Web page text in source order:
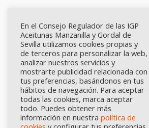
Calidad certificada por Origen.
En el Consejo Regulador de las IGP
Aceitunas Manzanilla y Gordal de
Sevilla utilizamos cookies propias y
de terceros para personalizar la web,
analizar nuestros servicios y
mostrarte publicidad relacionada con
tus preferencias, basándonos en tus
hábitos de navegación. Para aceptar
todas las cookies, marca aceptar
todo. Puedes obtener más
información en nuestra política de